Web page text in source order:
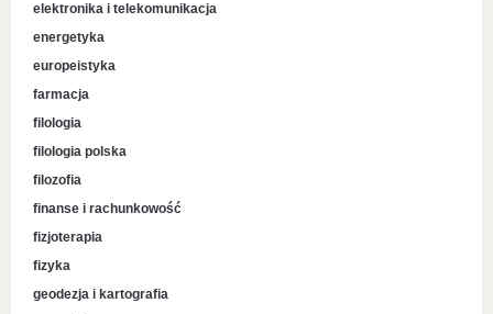
elektronika i telekomunikacja
energetyka
europeistyka
farmacja
filologia
filologia polska
filozofia
finanse i rachunkowość
fizjoterapia
fizyka
geodezja i kartografia